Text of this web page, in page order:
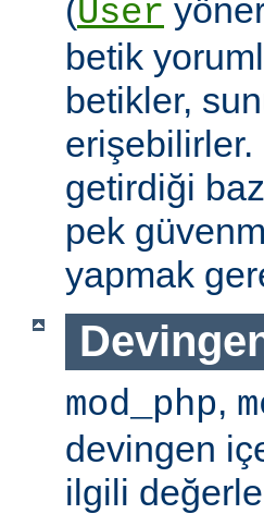
(User
betik
betikler,
erişebilirler.
getirdiği
pek
yapmak
mod_php,
devingen
ilgili